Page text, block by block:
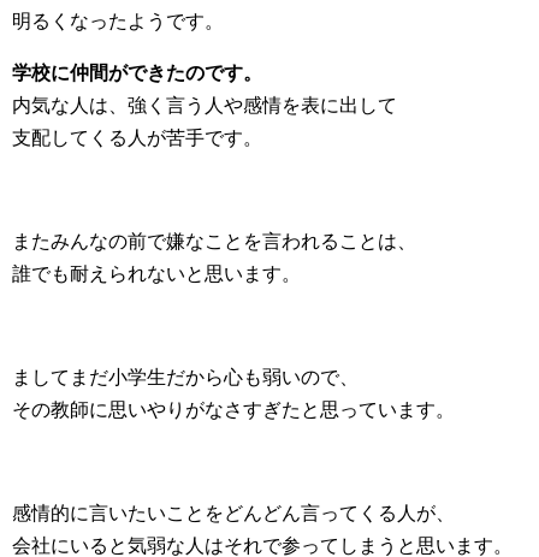
明るくなったようです。
学校に仲間ができたのです。
内気な人は、強く言う人や感情を表に出して
支配してくる人が苦手です。
またみんなの前で嫌なことを言われることは、
誰でも耐えられないと思います。
ましてまだ小学生だから心も弱いので、
その教師に思いやりがなさすぎたと思っています。
感情的に言いたいことをどんどん言ってくる人が、
会社にいると気弱な人はそれで参ってしまうと思います。